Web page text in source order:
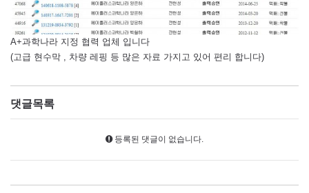
A+과학나라 지정 협력 업체 입니다
(고급 현수막 , 차량 레핑 등 많은 자료 가지고 있어 편리 합니다)
댓글목록
등록된 댓글이 없습니다.